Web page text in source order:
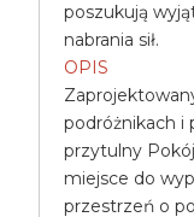
poszukują
nabrania sił.
OPIS
podróżnikach i
przytulny
miejsce do
przestrzeń o